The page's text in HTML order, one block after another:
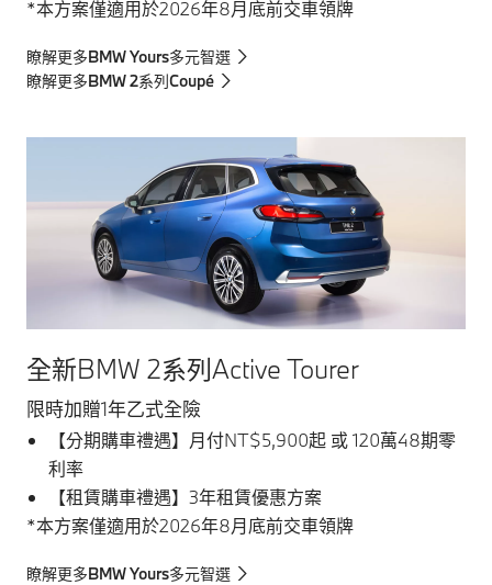
*本方案僅適用於2026年8月底前交車領牌
瞭解更多BMW Yours多元智選
瞭解更多BMW 2系列Coupé
全新BMW 2系列Active Tourer
限時加贈1年乙式全險
【分期購車禮遇】月付NT$5,900起 或 120萬48期零
利率
【租賃購車禮遇】3年租賃優惠方案
*本方案僅適用於2026年8月底前交車領牌
瞭解更多BMW Yours多元智選